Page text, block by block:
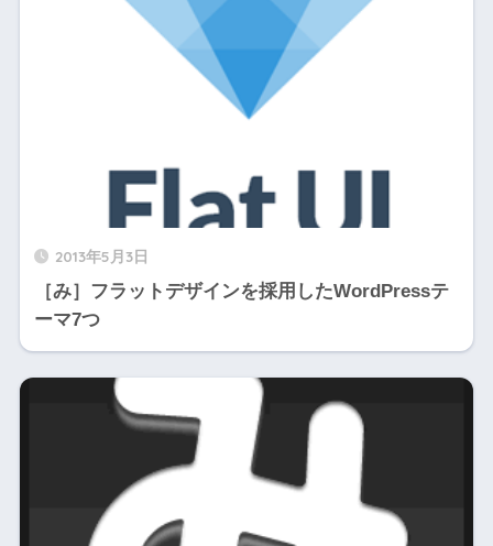
2013年5月3日
［み］フラットデザインを採用したWordPressテ
ーマ7つ